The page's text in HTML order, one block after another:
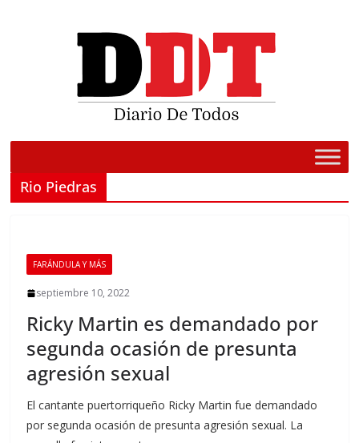
Rio Piedras
FARÁNDULA Y MÁS
septiembre 10, 2022
Ricky Martin es demandado por
segunda ocasión de presunta
agresión sexual
El cantante puertorriqueño Ricky Martin fue demandado
por segunda ocasión de presunta agresión sexual. La